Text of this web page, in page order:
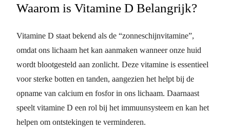
Waarom is Vitamine D Belangrijk?
Vitamine D staat bekend als de “zonneschijnvitamine”,
omdat ons lichaam het kan aanmaken wanneer onze huid
wordt blootgesteld aan zonlicht. Deze vitamine is essentieel
voor sterke botten en tanden, aangezien het helpt bij de
opname van calcium en fosfor in ons lichaam. Daarnaast
speelt vitamine D een rol bij het immuunsysteem en kan het
helpen om ontstekingen te verminderen.